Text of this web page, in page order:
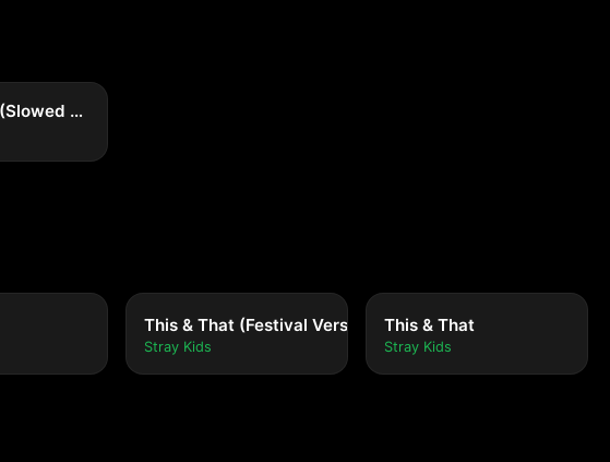
Come Over (Slowed + Reverb ver.)
This & That (Festival Version)
Stray Kids
This & That
Stray Kids